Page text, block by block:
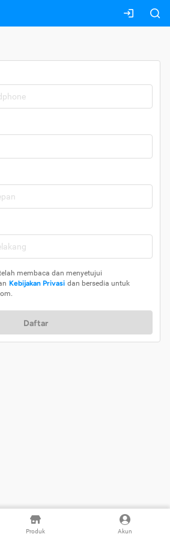
Produk Akun
membaca dan menyetujui
Kebijakan Privasi dan bersedia untuk
Daftar